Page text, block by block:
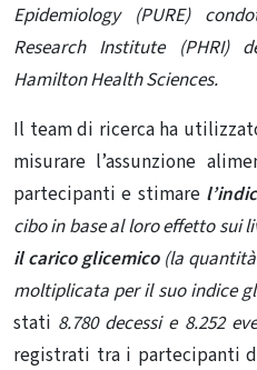
Epidemiology (PURE)
Research Institute (PHRI)
Hamilton Health Sciences.
Il team di ricerca ha
misurare l’assunzione
partecipanti e stimare l’
cibo in base al loro effetto sui
il carico glicemico (la
moltiplicata per il suo indice
stati 8.780 decessi e 8.252
registrati tra i partecipanti